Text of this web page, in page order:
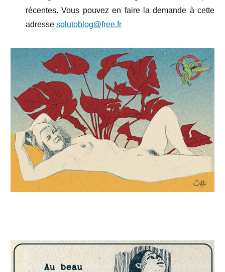
récentes. Vous pouvez en faire la demande à cette
adresse solutoblog@free.fr